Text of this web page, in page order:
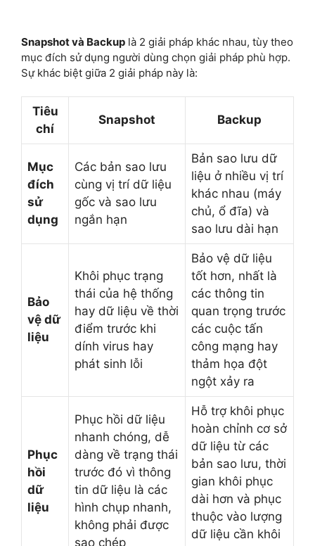
Snapshot và Backup là 2 giải pháp khác nhau, tùy theo
mục đích sử dụng người dùng chọn giải pháp phù hợp.
Sự khác biệt giữa 2 giải pháp này là:
Tiêu
chí
Snapshot Backup
Mục
đích
sử
dụng
Các bản sao lưu
cùng vị trí dữ liệu
gốc và sao lưu
ngắn hạn
Bản sao lưu dữ
liệu ở nhiều vị trí
khác nhau (máy
chủ, ổ đĩa) và
sao lưu dài hạn
Bảo
vệ dữ
liệu
Khôi phục trạng
thái của hệ thống
hay dữ liệu về thời
điểm trước khi
dính virus hay
phát sinh lỗi
Bảo vệ dữ liệu
tốt hơn, nhất là
các thông tin
quan trọng trước
các cuộc tấn
công mạng hay
thảm họa đột
ngột xảy ra
Phục
hồi
dữ
liệu
Phục hồi dữ liệu
nhanh chóng, dễ
dàng về trạng thái
trước đó vì thông
tin dữ liệu là các
hình chụp nhanh,
không phải được
sao chép
Hỗ trợ khôi phục
hoàn chỉnh cơ sở
dữ liệu từ các
bản sao lưu, thời
gian khôi phục
dài hơn và phục
thuộc vào lượng
dữ liệu cần khôi